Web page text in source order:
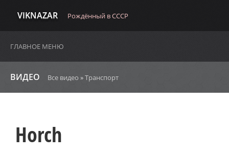
VIKNAZAR Рождённый в СССР
ГЛАВНОЕ МЕНЮ
ВИДЕО Все видео »Транспорт
Horch